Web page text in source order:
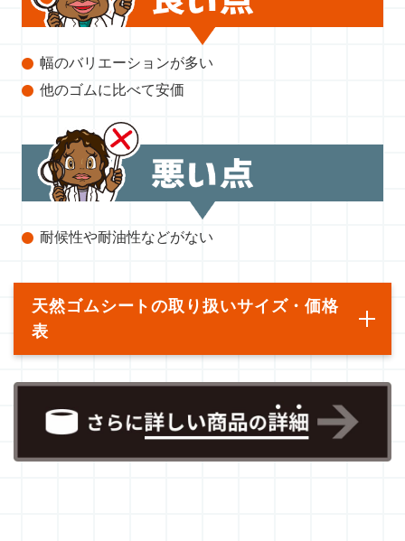
幅のバリエーションが多い
他のゴムに比べて安価
耐候性や耐油性などがない
天然ゴムシートの取り扱いサイズ・価格
表